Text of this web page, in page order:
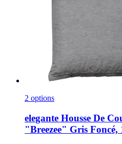
2 options
elegante Housse De
"Breezee" Gris Foncé,